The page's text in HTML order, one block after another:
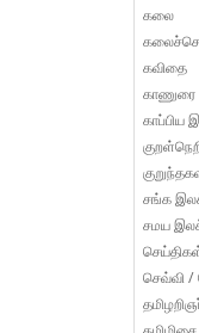
கலை
கவிதை
காணுரை
காப்பிய
சங்க
சமய
செவ்வி /